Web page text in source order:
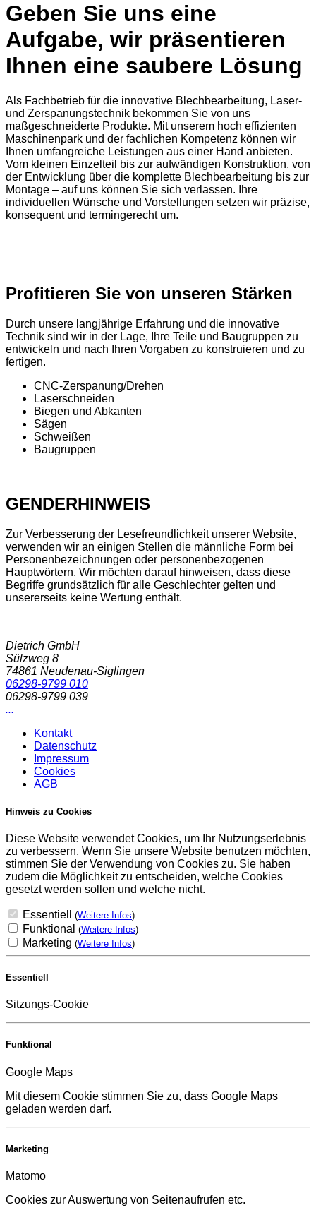
Geben Sie uns eine
Aufgabe, wir präsentieren
Ihnen eine saubere Lösung
Als Fachbetrieb für die innovative Blechbearbeitung, Laser-
und Zerspanungstechnik bekommen Sie von uns
maßgeschneiderte Produkte. Mit unserem hoch effizienten
Maschinenpark und der fachlichen Kompetenz können wir
Ihnen umfangreiche Leistungen aus einer Hand anbieten.
Vom kleinen Einzelteil bis zur aufwändigen Konstruktion, von
der Entwicklung über die komplette Blechbearbeitung bis zur
Montage – auf uns können Sie sich verlassen. Ihre
individuellen Wünsche und Vorstellungen setzen wir präzise,
konsequent und termingerecht um.
Profitieren Sie von unseren Stärken
Durch unsere langjährige Erfahrung und die innovative
Technik sind wir in der Lage, Ihre Teile und Baugruppen zu
entwickeln und nach Ihren Vorgaben zu konstruieren und zu
fertigen.
CNC-Zerspanung/Drehen
Laserschneiden
Biegen und Abkanten
Sägen
Schweißen
Baugruppen
GENDERHINWEIS
Zur Verbesserung der Lesefreundlichkeit unserer Website,
verwenden wir an einigen Stellen die männliche Form bei
Personenbezeichnungen oder personenbezogenen
Hauptwörtern. Wir möchten darauf hinweisen, dass diese
Begriffe grundsätzlich für alle Geschlechter gelten und
unsererseits keine Wertung enthält.
Dietrich GmbH
Sülzweg 8
74861 Neudenau-Siglingen
06298-9799 010
06298-9799 039
...
Kontakt
Datenschutz
Impressum
Cookies
AGB
Hinweis zu Cookies
Diese Website verwendet Cookies, um Ihr Nutzungserlebnis
zu verbessern. Wenn Sie unsere Website benutzen möchten,
stimmen Sie der Verwendung von Cookies zu. Sie haben
zudem die Möglichkeit zu entscheiden, welche Cookies
gesetzt werden sollen und welche nicht.
Essentiell (Weitere Infos)
Funktional (Weitere Infos)
Marketing (Weitere Infos)
Essentiell
Sitzungs-Cookie
Funktional
Google Maps
Mit diesem Cookie stimmen Sie zu, dass Google Maps
geladen werden darf.
Marketing
Matomo
Cookies zur Auswertung von Seitenaufrufen etc.